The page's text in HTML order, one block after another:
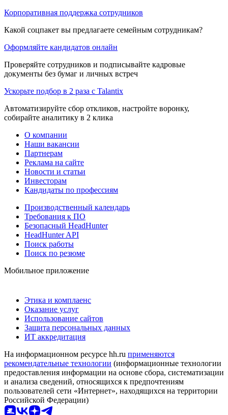
Корпоративная поддержка сотрудников
Какой соцпакет вы предлагаете семейным сотрудникам?
Оформляйте кандидатов онлайн
Проверяйте сотрудников и подписывайте кадровые
документы без бумаг и личных встреч
Ускорьте подбор в 2 раза с Talantix
Автоматизируйте сбор откликов, настройте воронку,
собирайте аналитику в 2 клика
О компании
Наши вакансии
Партнерам
Реклама на сайте
Новости и статьи
Инвесторам
Кандидаты по профессиям
Производственный календарь
Требования к ПО
Безопасный HeadHunter
HeadHunter API
Поиск работы
Поиск по резюме
Мобильное приложение
Этика и комплаенс
Оказание услуг
Использование сайтов
Защита персональных данных
ИТ аккредитация
На информационном ресурсе hh.ru применяются
рекомендательные технологии (информационные технологии
предоставления информации на основе сбора, систематизации
и анализа сведений, относящихся к предпочтениям
пользователей сети «Интернет», находящихся на территории
Российской Федерации)